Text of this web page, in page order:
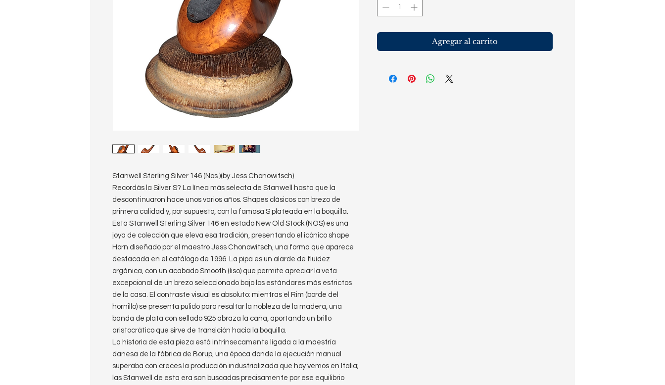
Stanwell Sterling Silver 146 (Nos )(by Jess Chonowitsch)
Recordás la Silver S? La línea más selecta de Stanwell hasta que la
descontinuaron hace unos varios años. Shapes clásicos con brezo de
primera calidad y, por supuesto, con la famosa S plateada en la boquilla.
Esta Stanwell Sterling Silver 146 en estado New Old Stock (NOS) es una
joya de colección que eleva esa tradición, presentando el icónico shape
Horn diseñado por el maestro Jess Chonowitsch, una forma que aparece
destacada en el catálogo de 1996. La pipa es un alarde de fluidez
orgánica, con un acabado Smooth (liso) que permite apreciar la veta
excepcional de un brezo seleccionado bajo los estándares más estrictos
de la casa. El contraste visual es absoluto: mientras el Rim (borde del
hornillo) se presenta pulido para resaltar la nobleza de la madera, una
banda de plata con sellado 925 abraza la caña, aportando un brillo
aristocrático que sirve de transición hacia la boquilla.
​La historia de esta pieza está intrínsecamente ligada a la maestría
danesa de la fábrica de Borup, una época donde la ejecución manual
superaba con creces la producción industrializada que hoy vemos en Italia;
las Stanwell de esta era son buscadas precisamente por ese equilibrio
Agregar al carrito